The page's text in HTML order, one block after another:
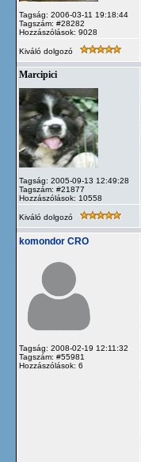
Tagság: 2006-03-11 19:18:44
Tagszám: #28282
Hozzászólások: 9028
Kiváló dolgozó
Marcipici
Tagság: 2005-09-13 12:49:28
Tagszám: #21877
Hozzászólások: 10558
Kiváló dolgozó
komondor CRO
Tagság: 2008-02-19 12:11:32
Tagszám: #55981
Hozzászólások: 6